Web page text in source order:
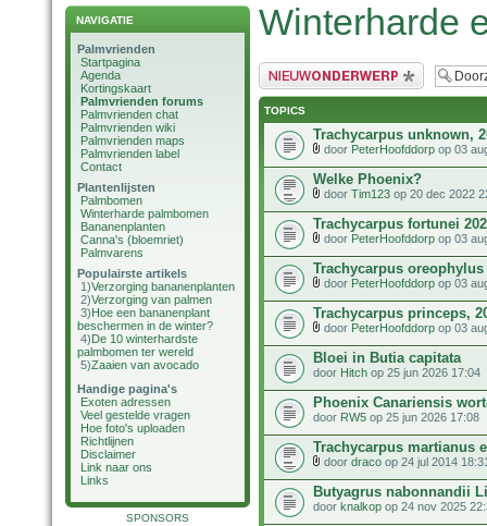
NAVIGATIE
Palmvrienden
Startpagina
Agenda
Kortingskaart
Palmvrienden forums
Palmvrienden chat
Palmvrienden wiki
Palmvrienden maps
Palmvrienden label
Contact
Plantenlijsten
Palmbomen
Winterharde palmbomen
Bananenplanten
Canna's (bloemriet)
Palmvarens
Populairste artikels
1)Verzorging bananenplanten
2)Verzorging van palmen
3)Hoe een bananenplant
beschermen in de winter?
4)De 10 winterhardste
palmbomen ter wereld
5)Zaaien van avocado
Handige pagina's
Exoten adressen
Veel gestelde vragen
Hoe foto's uploaden
Richtlijnen
Disclaimer
Link naar ons
Links
SPONSORS
Winterharde
Plaats een nieuw bericht
TOPICS
Trachycarpus unknown,
door PeterHoofddorp op 03
Welke Phoenix?
door Tim123 op 20 dec 2022
Trachycarpus fortunei
door PeterHoofddorp op 03
Trachycarpus oreophylus
door PeterHoofddorp op 03
Trachycarpus princeps,
door PeterHoofddorp op 03
Bloei in Butia capitata
door Hitch op 25 jun 2026 17:04
Phoenix Canariensis
door RW5 op 25 jun 2026 17:08
Trachycarpus martianus
door draco op 24 jul 2014
Butyagrus nabonnandii
door knalkop op 24 nov 2025